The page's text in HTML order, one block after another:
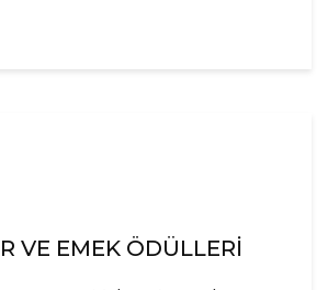
VE EMEK ÖDÜLLERİ